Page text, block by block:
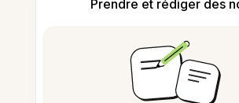
Prendre et rédiger des